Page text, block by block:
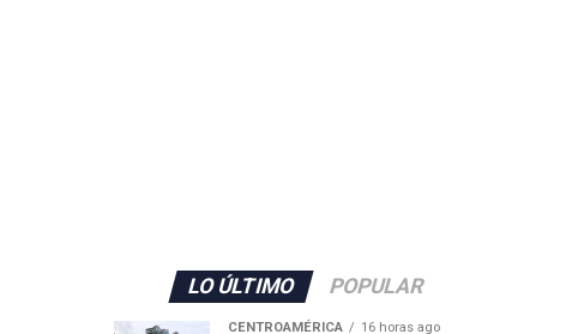
LO ÚLTIMO POPULAR
CENTROAMÉRICA 16 horas ago